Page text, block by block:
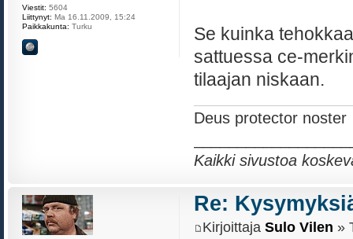
Se kuinka
sattuessa ce-
tilaajan niskaan.
Deus protector noster
Kaikki sivustoa
Viestit: 5604
Liittynyt: Ma 16.11.2009, 15:24
Paikkakunta: Turku
Re:
Kirjoittaja Sulo Vilen »